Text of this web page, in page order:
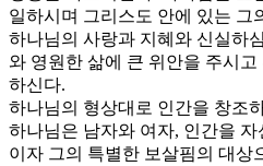
일하시며 그리스도 안에 있는 그
하나님의 사랑과 지혜와 신실하
와 영원한 삶에 큰 위안을 주시고
하신다.
하나님의 형상대로 인간을 창조
하나님은 남자와 여자, 인간을
이자 그의 특별한 보살핌의 대상